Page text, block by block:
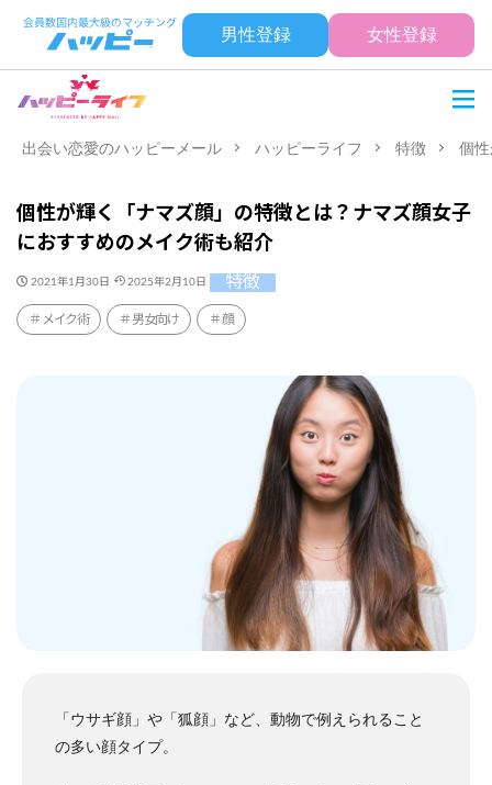
男性登録 女性登録
出会い恋愛のハッピーメール ハッピーライフ 特徴 個
個性が輝く「ナマズ顔」の特徴とは？ナマズ顔女子
におすすめのメイク術も紹介
2021年1月30日 2025年2月10日 特徴
メイク術 男女向け 顔
「ウサギ顔」や「狐顔」など、動物で例えられること
の多い顔タイプ。